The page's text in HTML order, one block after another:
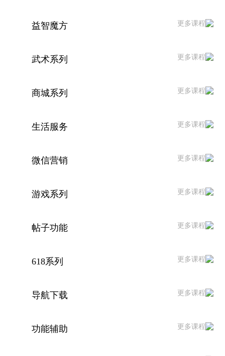
更多课程
益智魔方
更多课程
武术系列
更多课程
商城系列
更多课程
生活服务
更多课程
微信营销
更多课程
游戏系列
更多课程
帖子功能
更多课程
618系列
更多课程
导航下载
更多课程
功能辅助